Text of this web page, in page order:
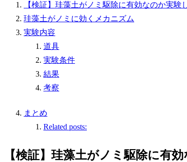
【検証】珪藻土がノミ駆除に有効なのか実験
珪藻土がノミに効くメカニズム
実験内容
道具
実験条件
結果
考察
まとめ
Related posts:
【検証】珪藻土がノミ駆除に有